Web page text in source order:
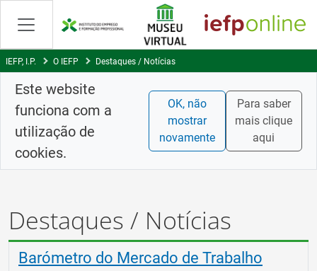
Skip
Content
IEFP, I.P. O IEFP Destaques / Notícias
Este website
funciona com a
utilização de
cookies.
OK, não
mostrar
novamente
Para saber
mais clique
aqui
Destaques / Notícias
Barómetro do Mercado de Trabalho